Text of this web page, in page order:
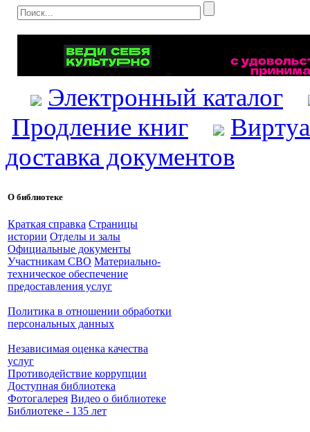
Электронный каталог
Продление книг
доставка документов
О библиотеке
Краткая справка Страницы
истории Отделы и залы
Официальные документы
Участникам СВО Материально-
техническое обеспечение
предоставления услуг
Политика в отношении обработки
персональных данных
Независимая оценка качества
услуг
Противодействие коррупции
Доступная библиотека
Фотогалерея Видео о библиотеке
Библиотеке - 135 лет